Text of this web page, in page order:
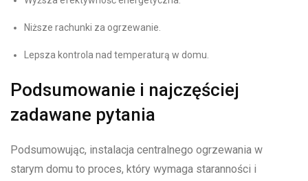
Niższe rachunki za ogrzewanie.
Lepsza kontrola nad temperaturą w domu.
Podsumowanie i najczęściej
zadawane pytania
Podsumowując, instalacja centralnego ogrzewania w
starym domu to proces, który wymaga staranności i